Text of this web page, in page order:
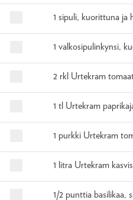
1 sipuli, kuorittuna ja
1 valkosipulinkynsi,
2 rkl Urtekram
1 tl Urtekram
1 purkki Urtekram
1 litra Urtekram
1/2 punttia basilikaa,